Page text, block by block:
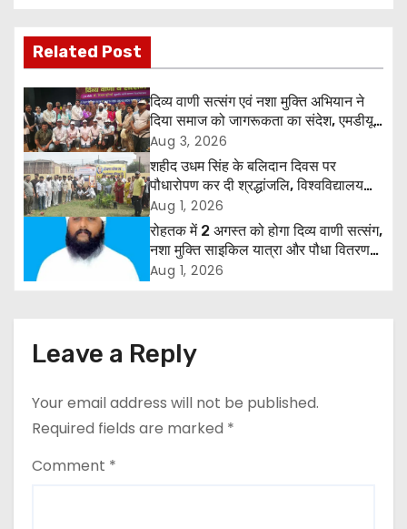
t
n
a
v
i
a
o
n
Related Post
दिव्य वाणी सत्संग एवं नशा मुक्ति अभियान ने
दिया समाज को जागरूकता का संदेश, एमडीयू
रोहतक में हजारों लोगों ने लिया संकल्प
Aug 3, 2026
शहीद उधम सिंह के बलिदान दिवस पर
पौधारोपण कर दी श्रद्धांजलि, विश्वविद्यालय
और राजपत्रित अवकाश बहाल करने की उठी
मांग
Aug 1, 2026
रोहतक में 2 अगस्त को होगा दिव्य वाणी सत्संग,
नशा मुक्ति साइकिल यात्रा और पौधा वितरण
कार्यक्रम
Aug 1, 2026
Leave a Reply
Your email address will not be published.
Required fields are marked *
Comment *